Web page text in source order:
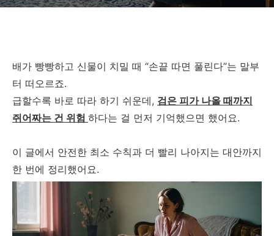
배가 빵빵하고 신물이 치밀 때 “손끝 따면 풀린다”는 말부
터 떠오르죠.
급할수록 바로 따라 하기 쉬운데, 검은 피가 나올 때까지
쥐어짜는 건 위험 하다는 걸 먼저 기억했으면 했어요.
이 글에서 안전한 최소 수칙과 더 빨리 나아지는 대안까지
한 번에 정리했어요.